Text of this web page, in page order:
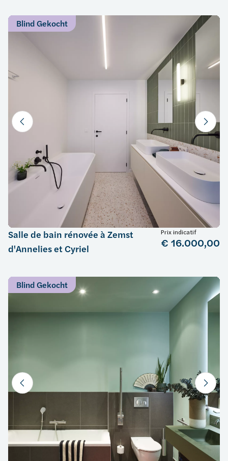
Blind Gekocht
Salle de bain rénovée à Zemst
d'Annelies et Cyriel
Prix indicatif
€ 16.000,00
Blind Gekocht